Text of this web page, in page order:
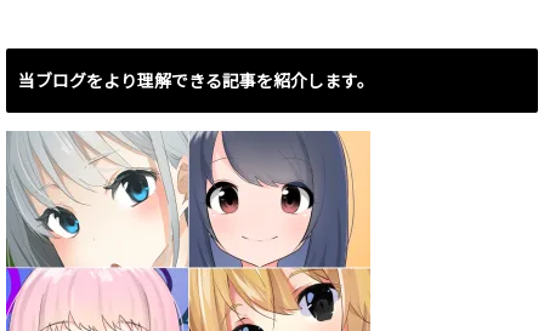
当ブログをより理解できる記事を紹介します。